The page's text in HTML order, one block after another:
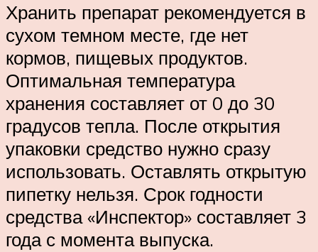
Хранить препарат рекомендуется в
сухом темном месте, где нет
кормов, пищевых продуктов.
Оптимальная температура
хранения составляет от 0 до 30
градусов тепла. После открытия
упаковки средство нужно сразу
использовать. Оставлять открытую
пипетку нельзя. Срок годности
средства «Инспектор» составляет 3
года с момента выпуска.